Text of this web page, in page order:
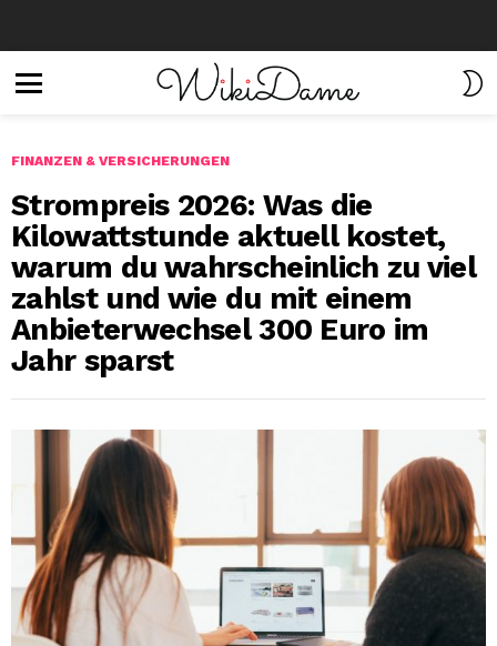
FINANZEN & VERSICHERUNGEN
Strompreis 2026: Was die
Kilowattstunde aktuell kostet,
warum du wahrscheinlich zu viel
zahlst und wie du mit einem
Anbieterwechsel 300 Euro im
Jahr sparst